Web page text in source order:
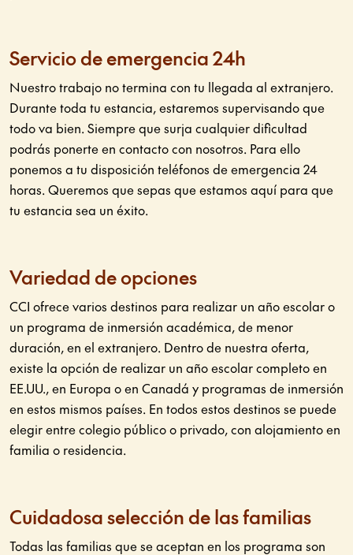
Servicio de emergencia 24h
Nuestro trabajo no termina con tu llegada al extranjero.
Durante toda tu estancia, estaremos supervisando que
todo va bien. Siempre que surja cualquier dificultad
podrás ponerte en contacto con nosotros. Para ello
ponemos a tu disposición teléfonos de emergencia 24
horas. Queremos que sepas que estamos aquí para que
tu estancia sea un éxito.
Variedad de opciones
CCI ofrece varios destinos para realizar un año escolar o
un programa de inmersión académica, de menor
duración, en el extranjero. Dentro de nuestra oferta,
existe la opción de realizar un año escolar completo en
EE.UU., en Europa o en Canadá y programas de inmersión
en estos mismos países. En todos estos destinos se puede
elegir entre colegio público o privado, con alojamiento en
familia o residencia.
Cuidadosa selección de las familias
Todas las familias que se aceptan en los programa son